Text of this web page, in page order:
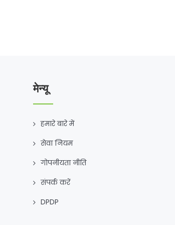
मेन्यू
हमारे बारे में
सेवा नियम
गोपनीयता नीति
संपर्क करें
DPDP